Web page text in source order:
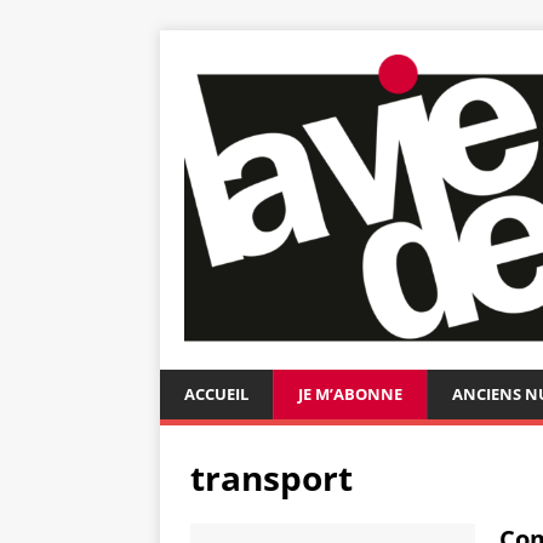
ACCUEIL JE M’ABONNE ANCIENS
transport